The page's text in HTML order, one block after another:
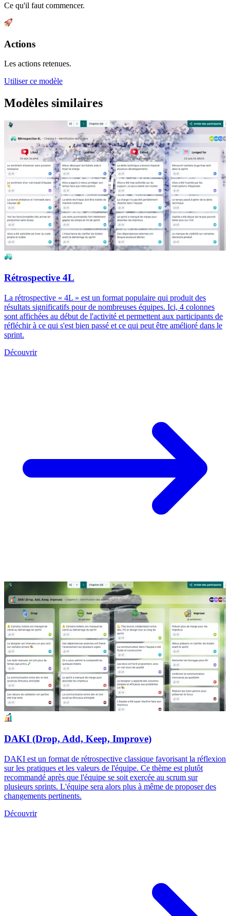
Ce qu'il faut commencer.
Actions
Les actions retenues.
Utiliser ce modèle
Modèles similaires
Rétrospective 4L
La rétrospective « 4L » est un format populaire qui produit des
résultats significatifs pour de nombreuses équipes. Ici, 4 colonnes
sont affichées au début de l'activité et permettent aux participants de
réfléchir à ce qui s'est bien passé et ce qui peut être amélioré dans le
sprint.
Découvrir
DAKI (Drop, Add, Keep, Improve)
DAKI est un format de rétrospective classique favorisant la réflexion
sur les pratiques et les valeurs de l'équipe. Ce thème est plutôt
recommandé après que l'équipe se soit exercée au scrum sur
plusieurs sprints. L'équipe sera alors plus à même de proposer des
changements pertinents.
Découvrir